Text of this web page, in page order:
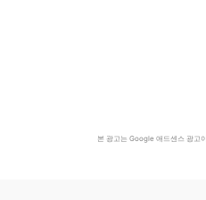
본 광고는 Google 애드센스 광고